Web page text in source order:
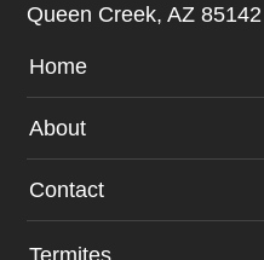
Queen Creek, AZ 85142
Home
About
Contact
Termites